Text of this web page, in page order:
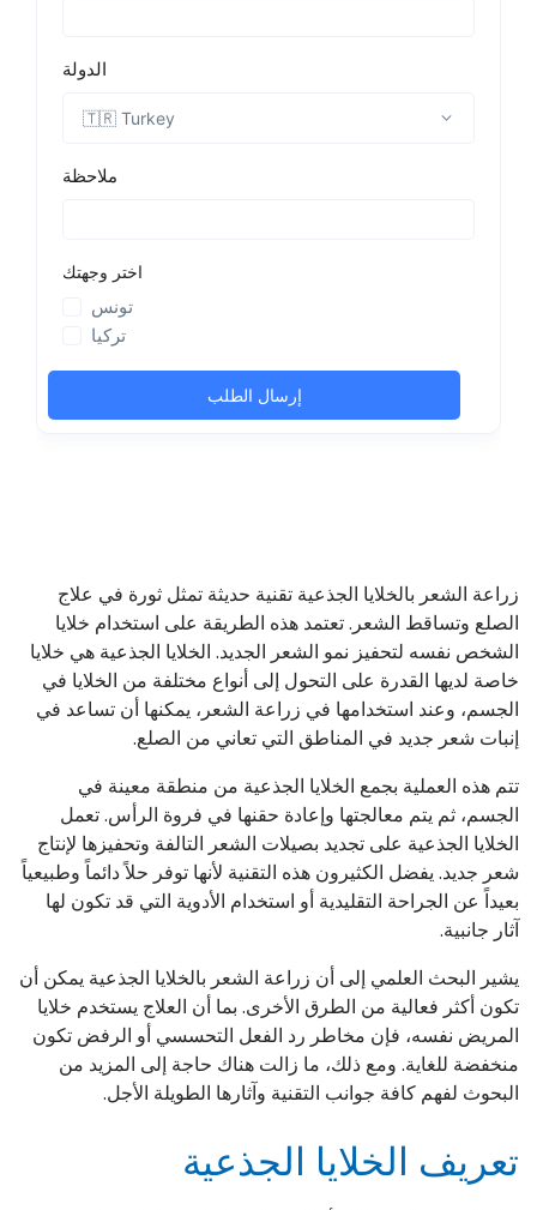
زراعة الشعر بالخلايا الجذعية تقنية حديثة تمثل ثورة في علاج
الصلع وتساقط الشعر. تعتمد هذه الطريقة على استخدام خلايا
الشخص نفسه لتحفيز نمو الشعر الجديد. الخلايا الجذعية هي خلايا
خاصة لديها القدرة على التحول إلى أنواع مختلفة من الخلايا في
الجسم، وعند استخدامها في زراعة الشعر، يمكنها أن تساعد في
إنبات شعر جديد في المناطق التي تعاني من الصلع.
تتم هذه العملية بجمع الخلايا الجذعية من منطقة معينة في
الجسم، ثم يتم معالجتها وإعادة حقنها في فروة الرأس. تعمل
الخلايا الجذعية على تجديد بصيلات الشعر التالفة وتحفيزها لإنتاج
شعر جديد. يفضل الكثيرون هذه التقنية لأنها توفر حلاً دائماً وطبيعياً
بعيداً عن الجراحة التقليدية أو استخدام الأدوية التي قد تكون لها
آثار جانبية.
يشير البحث العلمي إلى أن زراعة الشعر بالخلايا الجذعية يمكن أن
تكون أكثر فعالية من الطرق الأخرى. بما أن العلاج يستخدم خلايا
المريض نفسه، فإن مخاطر رد الفعل التحسسي أو الرفض تكون
منخفضة للغاية. ومع ذلك، ما زالت هناك حاجة إلى المزيد من
البحوث لفهم كافة جوانب التقنية وآثارها الطويلة الأجل.
تعريف الخلايا الجذعية